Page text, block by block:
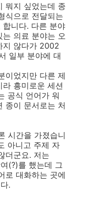
뭐지 싶었는데 종
식으로 전달되는
합니다. 다른 분야
의료 분야는 오
지 않다가 2002
일부 분야에 대
이었지만 다른 제
흥미로운 세션
공식 언어가 워
종이 문서로는 처
시간을 가졌습니
아니고 주제 자
더군요. 저는
(?)를 했는데 그
로 대화하는 곳에
.